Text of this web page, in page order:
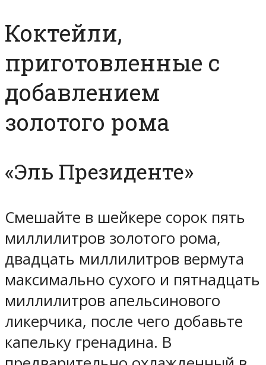
Коктейли,
приготовленные с
добавлением
золотого рома
«Эль Президенте»
Смешайте в шейкере сорок пять
миллилитров золотого рома,
двадцать миллилитров вермута
максимально сухого и пятнадцать
миллилитров апельсинового
ликерчика, после чего добавьте
капельку гренадина. В